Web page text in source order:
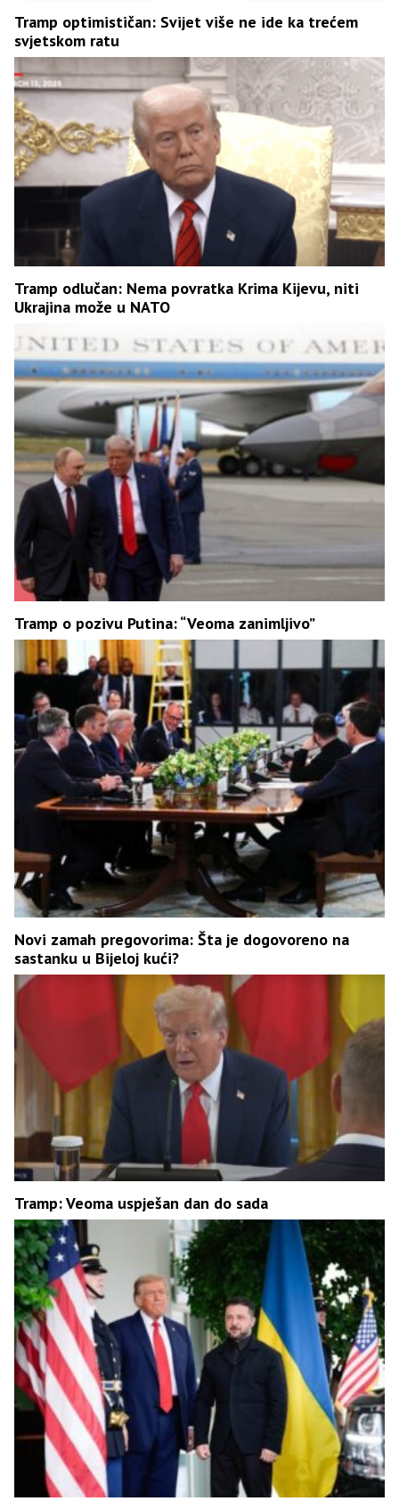
Tramp optimističan: Svijet više ne ide ka trećem
svjetskom ratu
Tramp odlučan: Nema povratka Krima Kijevu, niti
Ukrajina može u NATO
Tramp o pozivu Putina: “Veoma zanimljivo”
Novi zamah pregovorima: Šta je dogovoreno na
sastanku u Bijeloj kući?
Tramp: Veoma uspješan dan do sada